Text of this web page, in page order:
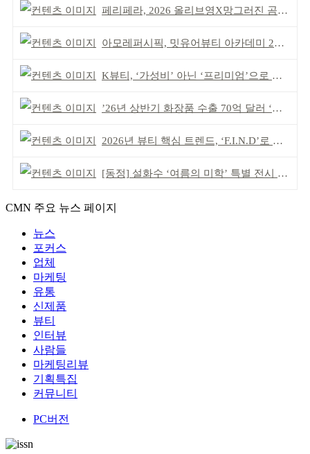
페리페라, 2026 올리브영X망그러진 곰 콜라보
아모레퍼시픽, 밋유어뷰티 아카데미 2기 발대식
K뷰티, ‘가성비’ 아닌 ‘프리미엄’으로 승부걸어야
’26년 상반기 화장품 수출 70억 달러 ‘역대 최고’
2026년 뷰티 핵심 트렌드, ‘F.I.N.D’로 읽는다
[동정] 설화수 ‘여름의 미학’ 특별 전시 개최
CMN 주요 뉴스 페이지
뉴스
포커스
업체
마케팅
유통
신제품
뷰티
인터뷰
사람들
마케팅리뷰
기획특집
커뮤니티
PC버전